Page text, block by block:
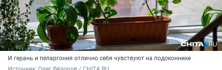
И герань и пеларгония отлично себя чувствуют на подоконнике